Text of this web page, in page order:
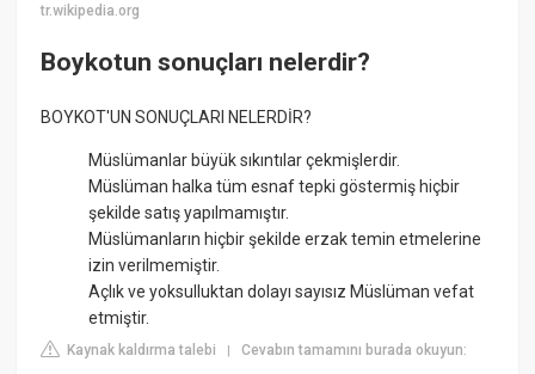
tr.wikipedia.org
Boykotun sonuçları nelerdir?
BOYKOT'UN SONUÇLARI NELERDİR?
Müslümanlar büyük sıkıntılar çekmişlerdir.
Müslüman halka tüm esnaf tepki göstermiş hiçbir
şekilde satış yapılmamıştır.
Müslümanların hiçbir şekilde erzak temin etmelerine
izin verilmemiştir.
Açlık ve yoksulluktan dolayı sayısız Müslüman vefat
etmiştir.
Kaynak kaldırma talebi |Cevabın tamamını burada okuyun: